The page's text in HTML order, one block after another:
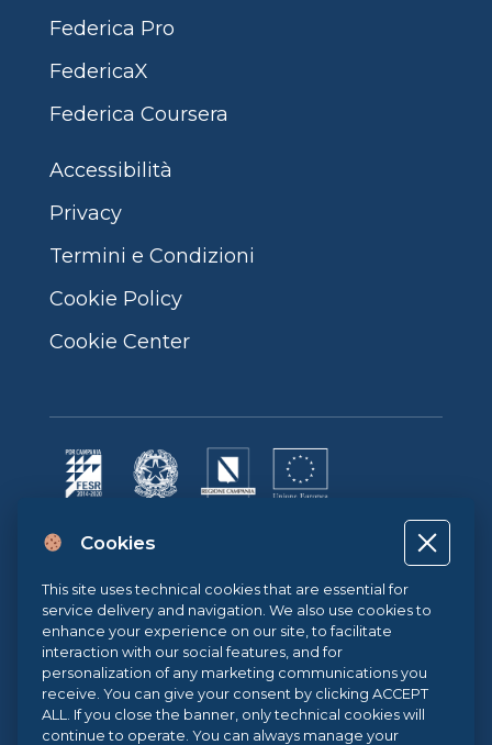
Federica Pro
FedericaX
Federica Coursera
Accessibilità
Privacy
Termini e Condizioni
Cookie Policy
Cookie Center
Progetto cofinanziato dall’Unione Europea, dallo Stato Italiano e dalla
Regione Campania POR CAMPANIA FESR 2014-2020 | ASSE II –
OBIETTIVO TEMATICO 2O.S. 2.3 | AZIONE 2.3.1 | Progetto: LA FABBRICA
DIGITALE
Sistema di Gestione Qualità UNI EN ISO 9001:2015
.eu Web Awards 2021
Cookies
This site uses technical cookies that are essential for
service delivery and navigation. We also use cookies to
enhance your experience on our site, to facilitate
interaction with our social features, and for
personalization of any marketing communications you
receive. You can give your consent by clicking ACCEPT
ALL. If you close the banner, only technical cookies will
continue to operate. You can always manage your